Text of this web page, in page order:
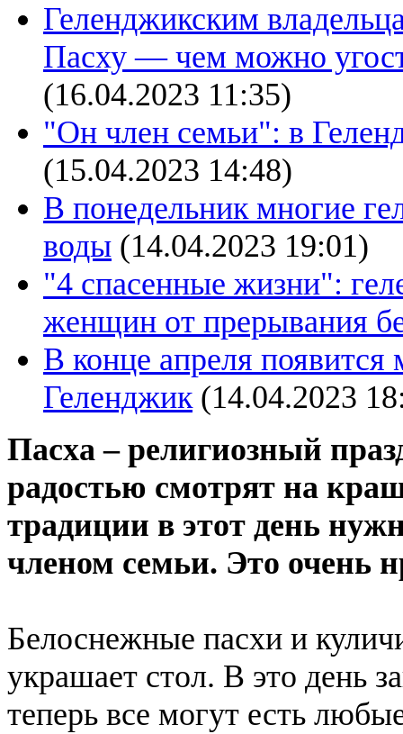
Геленджикским
Пасху — чем можно
(16.04.2023 11:35)
"Он член семьи": в
(15.04.2023 14:48)
В понедельник многие
воды (14.04.2023 19:01)
"4 спасенные жизни":
женщин от прерывания
В конце апреля
Геленджик (14.04.2023
Пасха – религиозный
радостью смотрят на
традиции в этот день
членом семьи. Это очень
Белоснежные пасхи и
украшает стол. В это день
теперь все могут есть